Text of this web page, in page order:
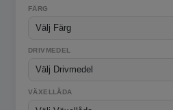
FÄRG
DRIVMEDEL
VÄXELLÅDA